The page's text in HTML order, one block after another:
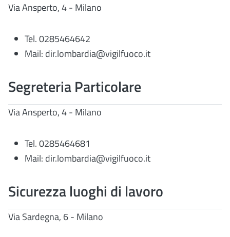
Via Ansperto, 4 - Milano
Tel. 0285464642
Mail: dir.lombardia@vigilfuoco.it
Segreteria Particolare
Via Ansperto, 4 - Milano
Tel. 0285464681
Mail: dir.lombardia@vigilfuoco.it
Sicurezza luoghi di lavoro
Via Sardegna, 6 - Milano